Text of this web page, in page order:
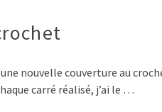
nouvelle couverture au
carré réalisé, j’ai le …